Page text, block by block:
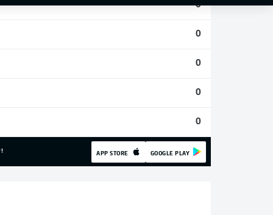
0
0
0
0
0
APP STORE GOOGLE PLAY